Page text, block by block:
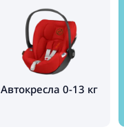
Автокресла 0-13 кг